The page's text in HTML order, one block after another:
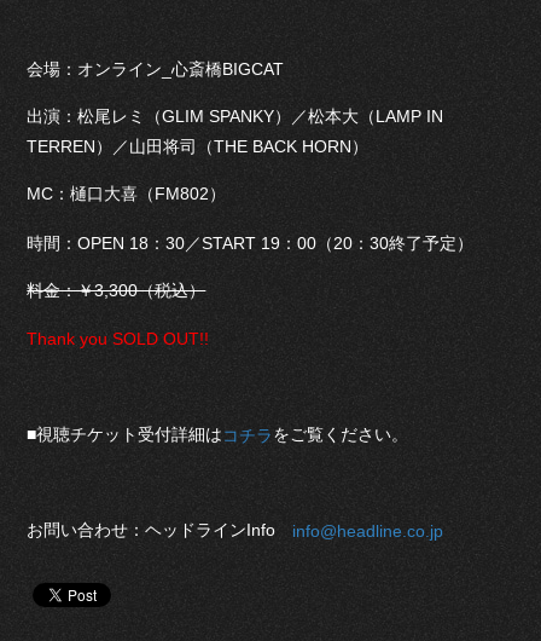
会場：オンライン_心斎橋BIGCAT
出演：松尾レミ（GLIM SPANKY）／松本大（LAMP IN
TERREN）／山田将司（THE BACK HORN）
MC：樋口大喜（FM802）​
時間：OPEN 18：30／START 19：00（20：30終了予定）
料金：￥3,300（税込）
Thank you SOLD OUT!!
■視聴チケット受付詳細はコチラをご覧ください。
お問い合わせ：ヘッドラインInfo info@headline.co.jp